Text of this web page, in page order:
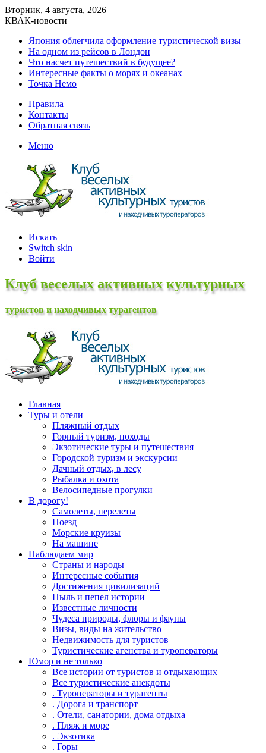
Вторник, 4 августа, 2026
КВАК-новости
Япония облегчила оформление туристической визы
На одном из рейсов в Лондон
Что насчет путешествий в будущее?
Интересные факты о морях и океанах
Точка Немо
Правила
Контакты
Обратная связь
Меню
Искать
Switch skin
Войти
Клуб веселых активных культурных
туристов и находчивых турагентов
Главная
Туры и отели
Пляжный отдых
Горный туризм, походы
Экзотические туры и путешествия
Городской туризм и экскурсии
Дачный отдых, в лесу
Рыбалка и охота
Велосипедные прогулки
В дорогу!
Самолеты, перелеты
Поезд
Морские круизы
На машине
Наблюдаем мир
Страны и народы
Интересные события
Достижения цивилизаций
Пыль и пепел истории
Известные личности
Чудеса природы, флоры и фауны
Визы, виды на жительство
Недвижимость для туристов
Туристические агенства и туроператоры
Юмор и не только
Все истории от туристов и отдыхающих
Все туристические анекдоты
. Туроператоры и турагенты
. Дорога и транспорт
. Отели, санатории, дома отдыха
. Пляж и море
. Экзотика
. Горы